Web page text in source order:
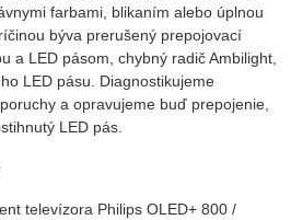
farbami, blikaním alebo úplnou
býva prerušený prepojovací
a LED pásom, chybný radič Ambilight,
LED pásu. Diagnostikujeme
a opravujeme buď prepojenie,
LED pás.
televízora Philips OLED+ 800 /